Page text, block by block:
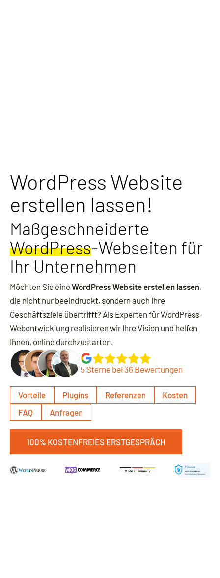
WordPress Website
erstellen lassen!
Maßgeschneiderte
WordPress-Webseiten für
Ihr Unternehmen
Möchten Sie eine WordPress Website erstellen lassen,
die nicht nur beeindruckt, sondern auch Ihre
Geschäftsziele übertrifft? Als Experten für WordPress-
Webentwicklung realisieren wir Ihre Vision und helfen
Ihnen, online durchzustarten.
5 Sterne bei 36 Bewertungen
Vorteile Plugins Referenzen
Kosten
FAQ
Anfragen
100% KOSTENFREIES ERSTGESPRÄCH